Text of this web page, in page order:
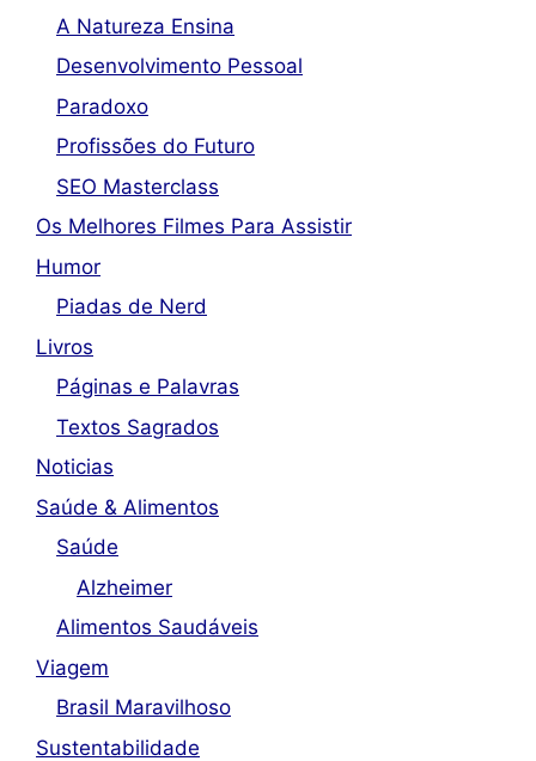
A Natureza Ensina
Desenvolvimento Pessoal
Paradoxo
Profissões do Futuro
SEO Masterclass
Os Melhores Filmes Para Assistir
Humor
Piadas de Nerd
Livros
Páginas e Palavras
Textos Sagrados
Noticias
Saúde & Alimentos
Saúde
Alzheimer
Alimentos Saudáveis
Viagem
Brasil Maravilhoso
Sustentabilidade